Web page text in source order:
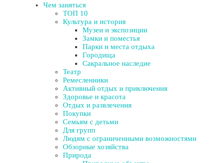
Чем заняться
ТОП 10
Культура и история
Музеи и экспозиции
Замки и поместья
Парки и места отдыха
Городища
Сакральное наследие
Театр
Ремесленники
Активный отдых и приключения
Здоровье и красота
Отдых и развлечения
Покупки
Семьям с детьми
Для групп
Людям с ограниченными возможностями
Обзорные хозяйства
Природа